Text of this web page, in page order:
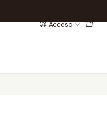
Acceso